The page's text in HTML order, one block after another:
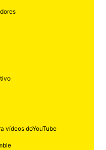
vídeos doYouTube